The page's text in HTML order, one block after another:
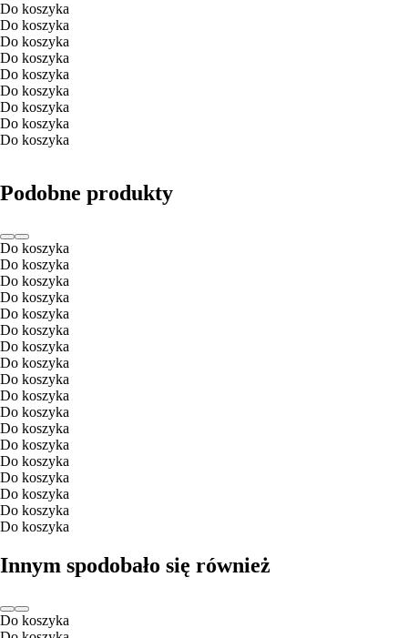
Do koszyka
Do koszyka
Do koszyka
Do koszyka
Do koszyka
Do koszyka
Do koszyka
Do koszyka
Do koszyka
Podobne produkty
Do koszyka
Do koszyka
Do koszyka
Do koszyka
Do koszyka
Do koszyka
Do koszyka
Do koszyka
Do koszyka
Do koszyka
Do koszyka
Do koszyka
Do koszyka
Do koszyka
Do koszyka
Do koszyka
Do koszyka
Do koszyka
Innym spodobało się również
Do koszyka